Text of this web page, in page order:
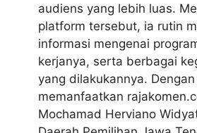
audiens yang lebih luas.
platform tersebut, ia rutin
informasi mengenai
kerjanya, serta berbagai
yang dilakukannya. Dengan
memanfaatkan
Mochamad Herviano